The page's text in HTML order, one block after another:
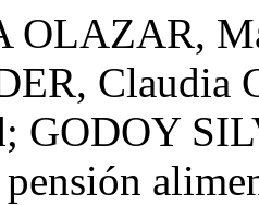
OLAZAR,
Claudia
GODOY